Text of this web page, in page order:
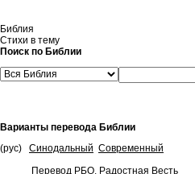
Библия
Стихи в тему
Поиск по Библии
Варианты перевода Библии
(рус)
Синодальный Современный
Перевод РБО. Радостная Весть